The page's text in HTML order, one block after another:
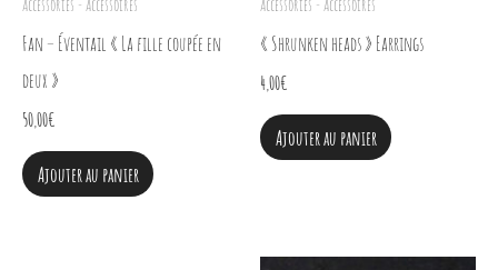
du
Accessories - Accessoires
Fan – Éventail « La fille coupée en
deux »
50,00€
Ajouter au panier
Accessories - Accessoires
« Shrunken heads » Earrings
4,00€
Ajouter au panier